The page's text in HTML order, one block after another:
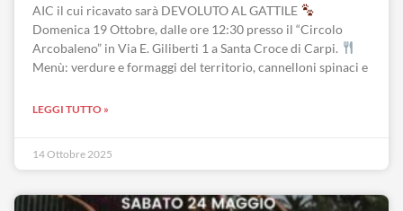
AIC il cui ricavato sarà DEVOLUTO AL GATTILE
Domenica 19 Ottobre, dalle ore 12:30 presso il “Circolo
Arcobaleno” in Via E. Giliberti 1 a Santa Croce di Carpi.
Menù: verdure e formaggi del territorio, cannelloni spinaci e
LEGGI TUTTO »
14 Ottobre 2025